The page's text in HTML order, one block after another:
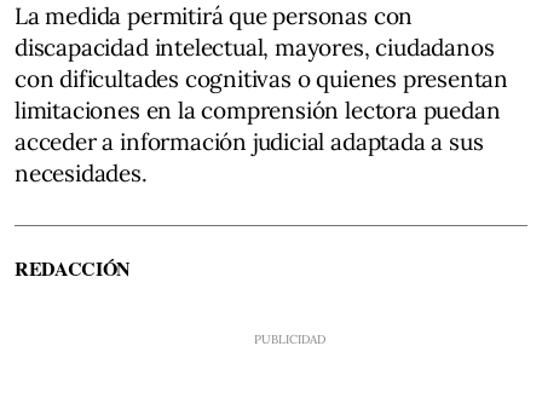
La medida permitirá que personas con
discapacidad intelectual, mayores, ciudadanos
con dificultades cognitivas o quienes presentan
limitaciones en la comprensión lectora puedan
acceder a información judicial adaptada a sus
necesidades.
REDACCIÓN